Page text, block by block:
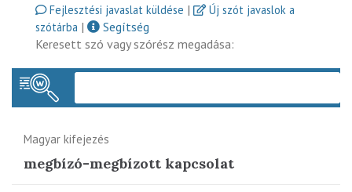
Fejlesztési javaslat küldése |
Új szót javaslok a
szótárba |
Segítség
Keresett szó vagy szórész megadása:
Magyar kifejezés
megbízó-megbízott kapcsolat